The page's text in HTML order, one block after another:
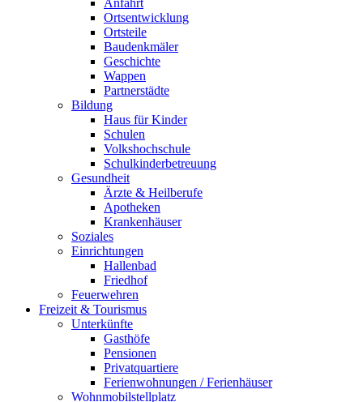
Anfahrt
Ortsentwicklung
Ortsteile
Baudenkmäler
Geschichte
Wappen
Partnerstädte
Bildung
Haus für Kinder
Schulen
Volkshochschule
Schulkinderbetreuung
Gesundheit
Ärzte & Heilberufe
Apotheken
Krankenhäuser
Soziales
Einrichtungen
Hallenbad
Friedhof
Feuerwehren
Freizeit & Tourismus
Unterkünfte
Gasthöfe
Pensionen
Privatquartiere
Ferienwohnungen / Ferienhäuser
Wohnmobilstellplatz